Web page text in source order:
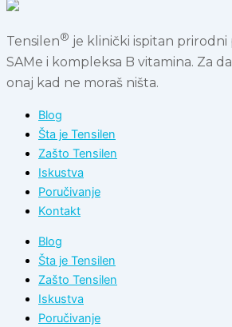
Tensilen® je klinički ispitan prirodni
SAMe i kompleksa B vitamina. Za
onaj kad ne moraš ništa.
Blog
Šta je Tensilen
Zašto Tensilen
Iskustva
Poručivanje
Kontakt
Blog
Šta je Tensilen
Zašto Tensilen
Iskustva
Poručivanje